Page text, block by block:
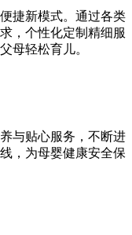
捷新模式。通过各类
，个性化定制精细服
母轻松育儿。
与贴心服务，不断进
，为母婴健康安全保